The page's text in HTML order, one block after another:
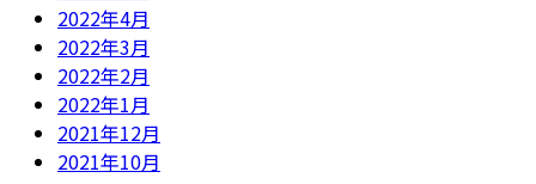
2022年4月
2022年3月
2022年2月
2022年1月
2021年12月
2021年10月